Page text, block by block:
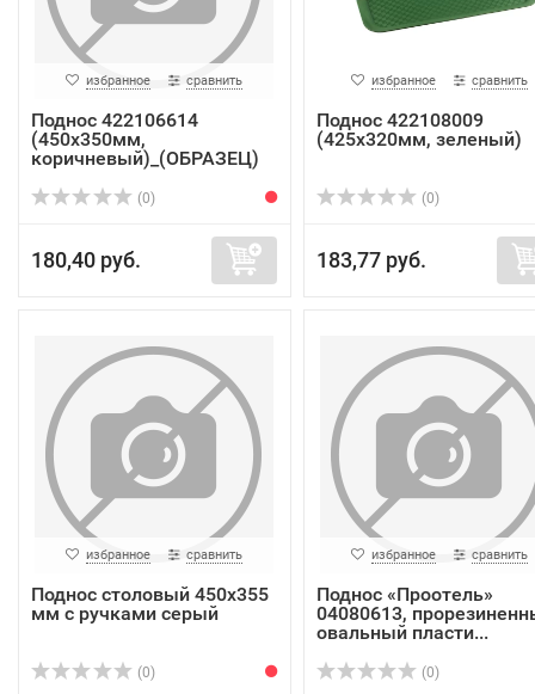
избранное сравнить
Поднос 422106614
(450x350мм,
коричневый)_(ОБРАЗЕЦ)
(0)
180,40 руб.
избранное сравнить
Поднос 422108009
(425х320мм, зеленый)
(0)
183,77 руб.
избранное сравнить
Поднос столовый 450х355
мм с ручками серый
(0)
избранное сравнить
Поднос «Проотель»
04080613,
овальный пласти...
(0)